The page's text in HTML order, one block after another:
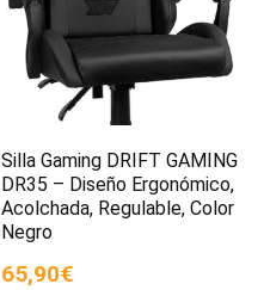
Silla Gaming DRIFT GAMING
DR35 – Diseño Ergonómico,
Acolchada, Regulable, Color
Negro
65,90€